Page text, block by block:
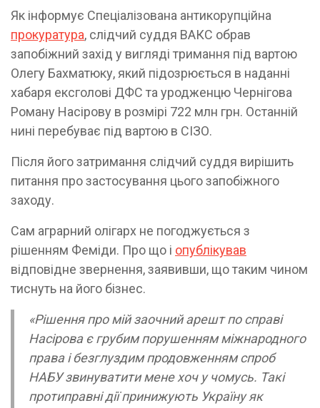
Як інформує Спеціалізована антикорупційна
прокуратура, слідчий суддя ВАКС обрав
запобіжний захід у вигляді тримання під вартою
Олегу Бахматюку, який підозрюється в наданні
хабаря ексголові ДФС та уродженцю Чернігова
Роману Насірову в розмірі 722 млн грн. Останній
нині перебуває під вартою в СІЗО.
Після його затримання слідчий суддя вирішить
питання про застосування цього запобіжного
заходу.
Сам аграрний олігарх не погоджується з
рішенням Феміди. Про що і опублікував
відповідне звернення, заявивши, що таким чином
тиснуть на його бізнес.
«Рішення про мій заочний арешт по справі
Насірова є грубим порушенням міжнародного
права і безглуздим продовженням спроб
НАБУ звинуватити мене хоч у чомусь. Такі
протиправні дії принижують Україну як